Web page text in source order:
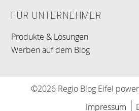
FÜR UNTERNEHMER
Produkte & Lösungen
Werben auf dem Blog
©2026 Regio Blog Eifel
Impressum